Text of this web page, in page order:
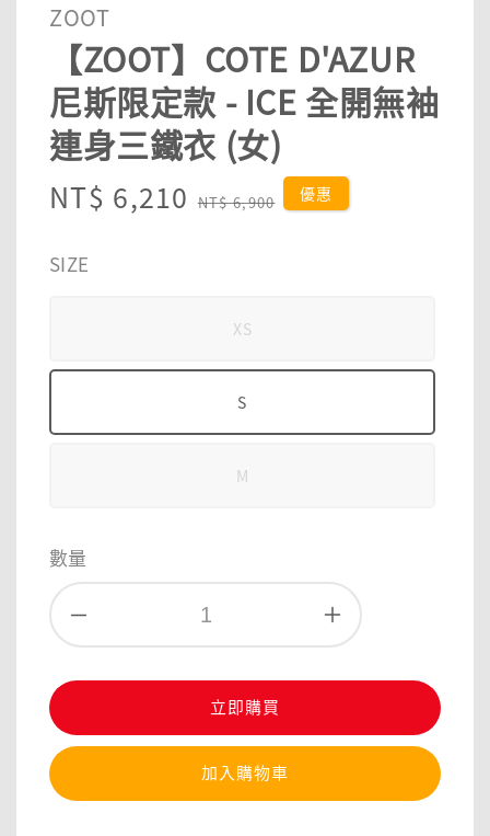
ZOOT
【ZOOT】COTE D'AZUR
尼斯限定款 - ICE 全開無袖
連身三鐵衣 (女)
Sale
NT$ 6,210 Regular
NT$ 6,900 優惠
SIZE
XS
S
M
數量
立即購買
加入購物車